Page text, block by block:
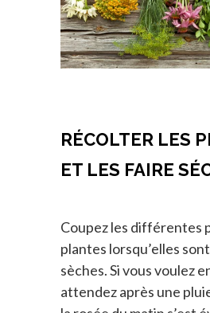
RÉCOLTER LES
ET LES FAIRE
Coupez les différentes
plantes lorsqu’elles
sèches. Si vous voulez
attendez après une